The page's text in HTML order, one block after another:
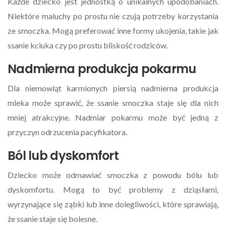
Niektóre maluchy po prostu nie czują potrzeby korzystania
ze smoczka. Mogą preferować inne formy ukojenia, takie jak
ssanie kciuka czy po prostu bliskość rodziców.
Nadmierna produkcja pokarmu
Dla niemowląt karmionych piersią nadmierna produkcja
mleka może sprawić, że ssanie smoczka staje się dla nich
mniej atrakcyjne. Nadmiar pokarmu może być jedną z
przyczyn odrzucenia pacyfikatora.
Ból lub dyskomfort
Dziecko może odmawiać smoczka z powodu bólu lub
dyskomfortu. Mogą to być problemy z dziąsłami,
wyrzynające się ząbki lub inne dolegliwości, które sprawiają,
że ssanie staje się bolesne.